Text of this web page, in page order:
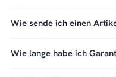
Wie sende ich einen
Wie lange habe ich